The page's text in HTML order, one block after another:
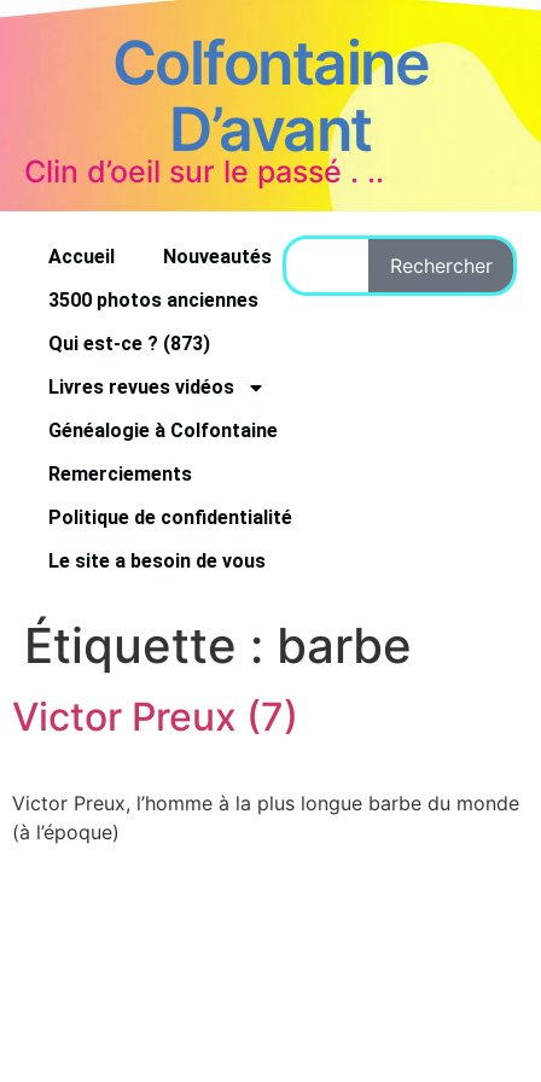
Colfontaine
D’avant
Clin d’oeil sur le passé . ..
Accueil
Nouveautés
3500 photos anciennes
Qui est-ce ? (873)
Livres revues vidéos
Généalogie à Colfontaine
Remerciements
Politique de confidentialité
Le site a besoin de vous
Rechercher
Étiquette : barbe
Victor Preux (7)
Victor Preux, l’homme à la plus longue barbe du monde
(à l’époque)